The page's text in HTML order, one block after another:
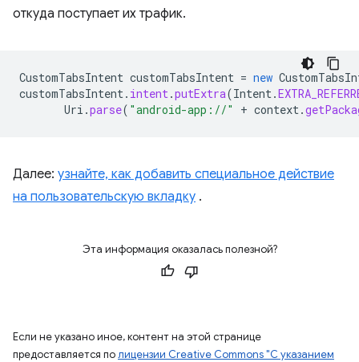
откуда поступает их трафик.
CustomTabsIntent customTabsIntent = new
customTabsIntent. intent.putExtra(Intent.
Uri .parse( "android-app://" + context.
Далее: узнайте, как добавить специальное действие
на пользовательскую вкладку .
Эта информация оказалась полезной?
Если не указано иное, контент на этой странице
предоставляется полицензии Creative Commons "С указанием